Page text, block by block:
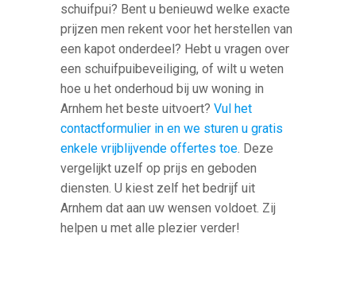
schuifpui? Bent u benieuwd welke exacte
prijzen men rekent voor het herstellen van
een kapot onderdeel? Hebt u vragen over
een schuifpuibeveiliging, of wilt u weten
hoe u het onderhoud bij uw woning in
Arnhem het beste uitvoert?Vul het
contactformulier in en we sturen u gratis
enkele vrijblijvende offertes toe. Deze
vergelijkt uzelf op prijs en geboden
diensten. U kiest zelf het bedrijf uit
Arnhem dat aan uw wensen voldoet. Zij
helpen u met alle plezier verder!